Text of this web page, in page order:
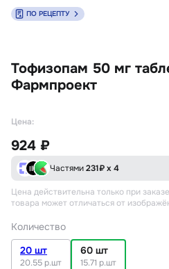
Тофизопам 50 мг
Фармпроект
ПО РЕЦЕПТУ
Цена:
924 ₽
Частями231₽ х 4
Цена действительна только при
товара может отличаться от
Количество
20 шт
20.55 р.шт
60 шт
15.71 р.шт